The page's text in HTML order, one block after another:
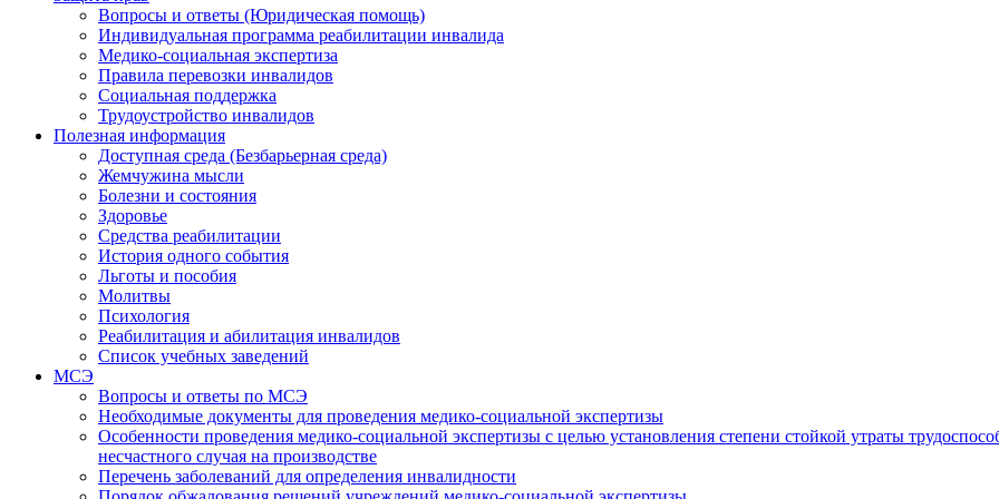
Вопросы и ответы (Юридическая помощь)
Индивидуальная программа реабилитации инвалида
Медико-социальная экспертиза
Правила перевозки инвалидов
Социальная поддержка
Трудоустройство инвалидов
Полезная информация
Доступная среда (Безбарьерная среда)
Жемчужина мысли
Болезни и состояния
Здоровье
Средства реабилитации
История одного события
Льготы и пособия
Молитвы
Психология
Реабилитация и абилитация инвалидов
Список учебных заведений
МСЭ
Вопросы и ответы по МСЭ
Необходимые документы для проведения медико-социальной экспертизы
Особенности проведения медико-социальной экспертизы с целью установления степени стойкой утраты
несчастного случая на производстве
Перечень заболеваний для определения инвалидности